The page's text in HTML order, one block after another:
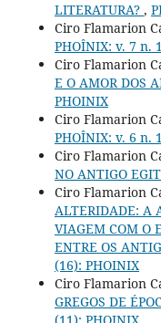
LITERATURA? ,
Ciro Flamarion
PHOÎNIX: v. 7 n.
Ciro Flamarion
E O AMOR DOS
PHOINIX
Ciro Flamarion
PHOÎNIX: v. 6 n.
Ciro Flamarion
NO ANTIGO
Ciro Flamarion
ALTERIDADE: A
VIAGEM COM O
ENTRE OS
(16): PHOINIX
Ciro Flamarion
GREGOS DE